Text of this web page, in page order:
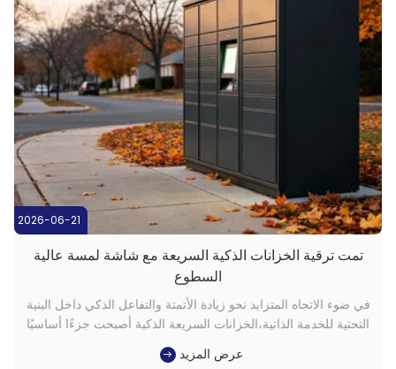
2026-06-21
تمت ترقية الخزانات الذكية السريعة مع شاشة لمسة عالية
السطوع
في ضوء الاتجاه المتزايد نحو زيادة الأتمتة والتفاعل الذكي داخل البنية
التحتية للخدمة الذاتية،الخزانات السريعة الذكية أصبحت جزءًا أساسيًا
من نظم الخدمات اللوجستية الحديثةمن أجل إمكانية الاستخدام
والرؤيةشاشة لمسة عالية السطوعأصبحت اعتبارات تصميم رئيسية
عرض المزيد